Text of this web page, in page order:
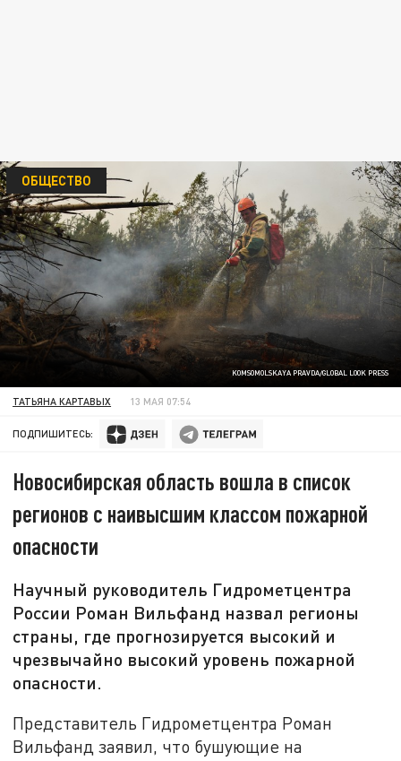
KOMSOMOLSKAYA PRAVDA/GLOBAL LOOK PRESS
ОБЩЕСТВО
ТАТЬЯНА КАРТАВЫХ 13 МАЯ 07:54
ПОДПИШИТЕСЬ:
Новосибирская область вошла в список
регионов с наивысшим классом пожарной
опасности
Научный руководитель Гидрометцентра
России Роман Вильфанд назвал регионы
страны, где прогнозируется высокий и
чрезвычайно высокий уровень пожарной
опасности.
Представитель Гидрометцентра Роман
Вильфанд заявил, что бушующие на